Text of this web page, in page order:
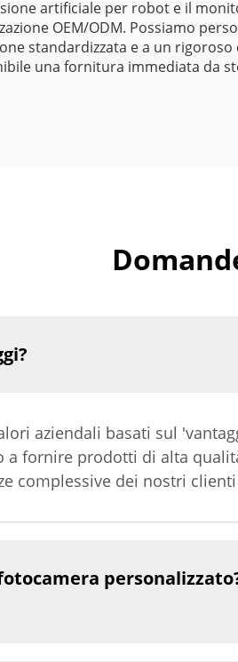
artificiale per robot e il
OEM/ODM. Possiamo
standardizzata e a un
una fornitura immediata da
aziendali basati sul
fornire prodotti di alta
complessive dei nostri